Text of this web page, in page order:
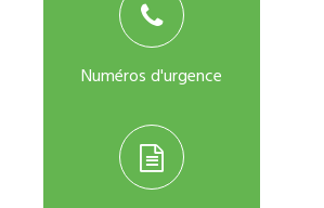
Numéros d'urgence